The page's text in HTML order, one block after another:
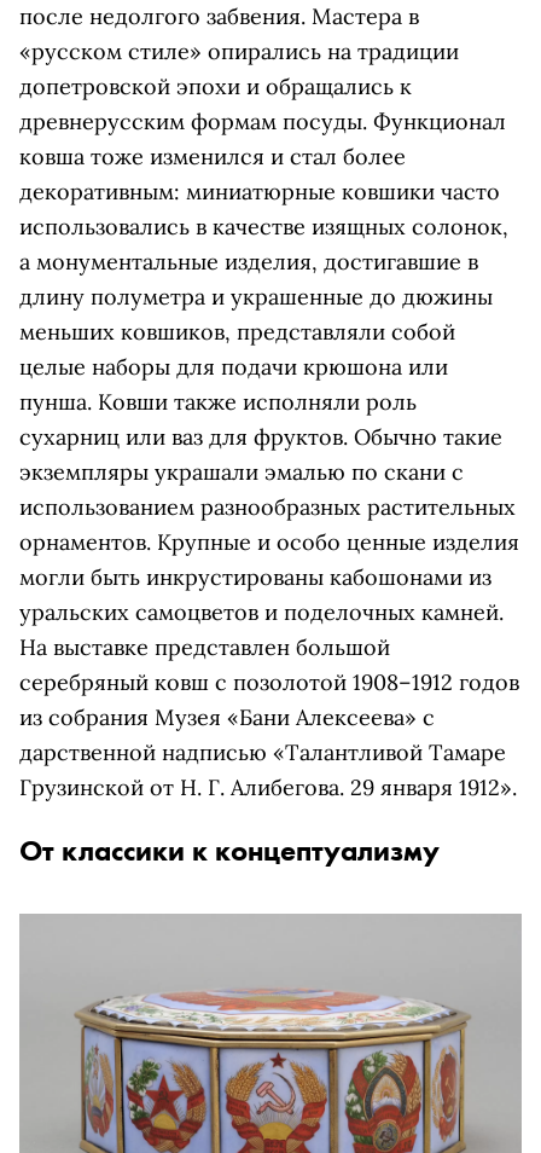
после недолгого забвения. Мастера в
«русском стиле» опирались на традиции
допетровской эпохи и обращались к
древнерусским формам посуды. Функционал
ковша тоже изменился и стал более
декоративным: миниатюрные ковшики часто
использовались в качестве изящных солонок,
а монументальные изделия, достигавшие в
длину полуметра и украшенные до дюжины
меньших ковшиков, представляли собой
целые наборы для подачи крюшона или
пунша. Ковши также исполняли роль
сухарниц или ваз для фруктов. Обычно такие
экземпляры украшали эмалью по скани с
использованием разнообразных растительных
орнаментов. Крупные и особо ценные изделия
могли быть инкрустированы кабошонами из
уральских самоцветов и поделочных камней.
На выставке представлен большой
серебряный ковш с позолотой 1908–1912 годов
из собрания Музея «Бани Алексеева» с
дарственной надписью «Талантливой Тамаре
Грузинской от Н. Г. Алибегова. 29 января 1912».
От классики к концептуализму